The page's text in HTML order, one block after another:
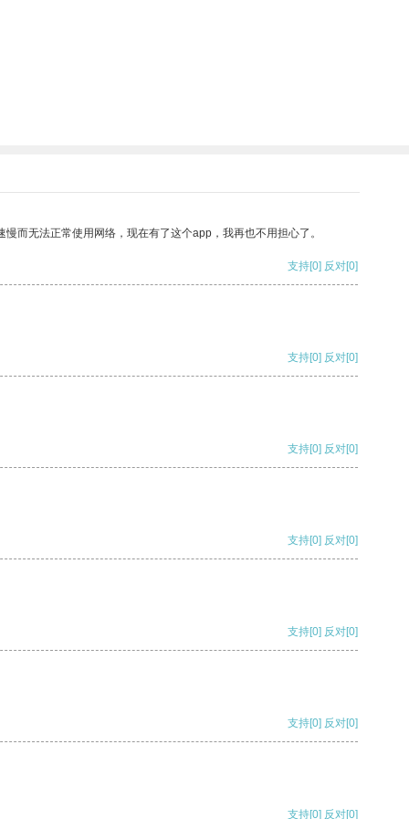
而无法正常使用网络，现在有了这个app，我再也不用担心了。
支持[0] 反对[0]
支持[0] 反对[0]
支持[0] 反对[0]
支持[0] 反对[0]
支持[0] 反对[0]
支持[0] 反对[0]
支持[0] 反对[0]